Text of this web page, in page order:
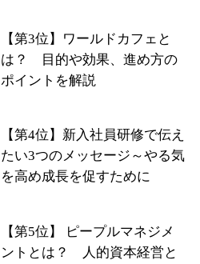
【第3位】ワールドカフェと
は？ 目的や効果、進め方の
ポイントを解説
【第4位】新入社員研修で伝え
たい3つのメッセージ～やる気
を高め成長を促すために
【第5位】 ピープルマネジメ
ントとは？ 人的資本経営と